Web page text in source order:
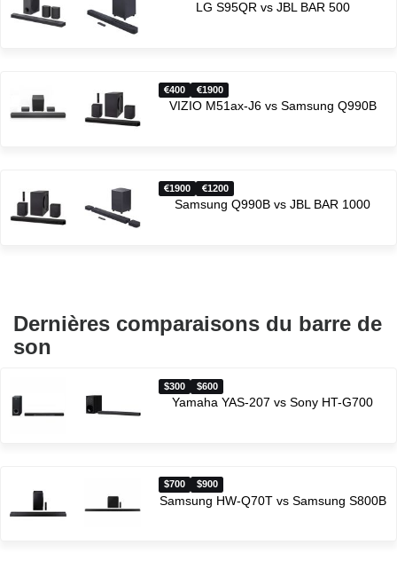
LG S95QR vs JBL BAR 500
400 1900
VIZIO M51ax-J6 vs Samsung Q990B
1900 1200
Samsung Q990B vs JBL BAR 1000
Dernières comparaisons du barre de
son
$300 $600
Yamaha YAS-207 vs Sony HT-G700
$700 $900
Samsung HW-Q70T vs Samsung S800B